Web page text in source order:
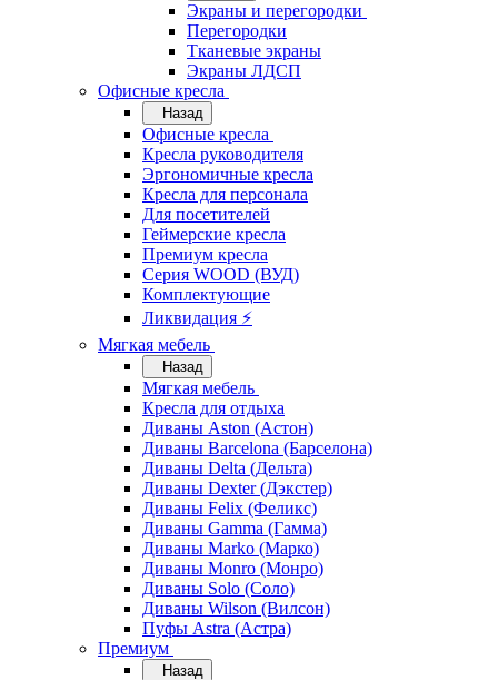
Экраны и перегородки
Перегородки
Тканевые экраны
Экраны ЛДСП
Офисные кресла
Назад
Офисные кресла
Кресла руководителя
Эргономичные кресла
Кресла для персонала
Для посетителей
Геймерские кресла
Премиум кресла
Серия WOOD (ВУД)
Комплектующие
Ликвидация ⚡
Мягкая мебель
Назад
Мягкая мебель
Кресла для отдыха
Диваны Aston (Астон)
Диваны Barcelona (Барселона)
Диваны Delta (Дельта)
Диваны Dexter (Дэкстер)
Диваны Felix (Феликс)
Диваны Gamma (Гамма)
Диваны Marko (Марко)
Диваны Monro (Монро)
Диваны Solo (Соло)
Диваны Wilson (Вилсон)
Пуфы Astra (Астра)
Премиум
Назад